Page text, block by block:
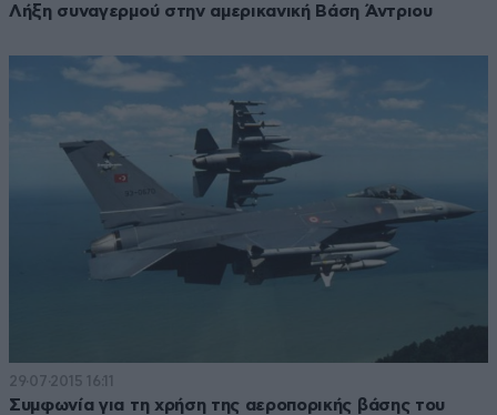
Λήξη συναγερμού στην αμερικανική Βάση Άντριου
29·07·2015 16:11
Συμφωνία για τη χρήση της αεροπορικής βάσης του